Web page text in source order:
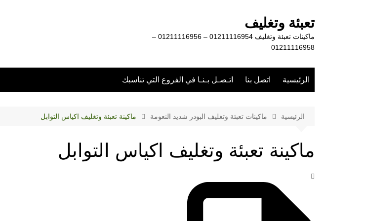
تعبئة وتغليف
ماكينات تعبئة وتغليف 01211116954 – 01211116956 –
01211116958
الرئيسية اتصل بنا اتـصـل بـنـا في الفروع التي تناسبك
الرئيسية ماكينات تعبئة وتغليف البودر شديد النعومة ماكينة تعبئة وتغليف اكياس التوابل
ماكينة تعبئة وتغليف اكياس التوابل